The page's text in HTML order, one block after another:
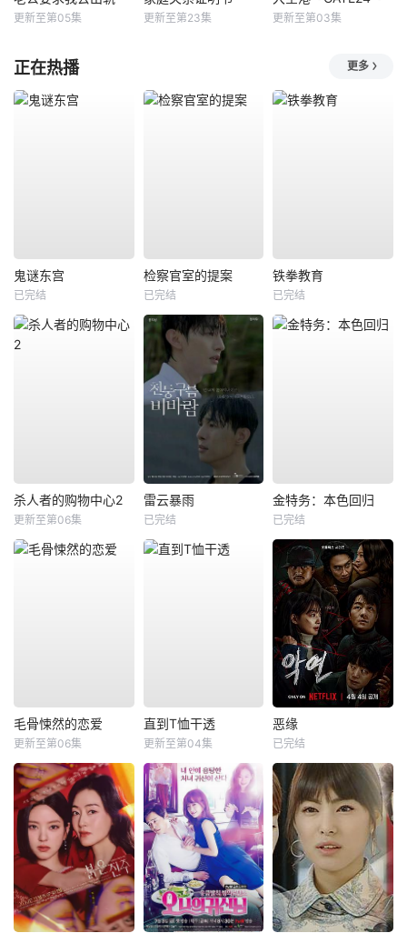
更新至第05集 更新至第23集 更新至第03集
正在热播 更多
鬼谜东宫
已完结
检察官室的提案
已完结
铁拳教育
已完结
杀人者的购物中心2
更新至第06集
雷云暴雨
已完结
金特务：本色回归
已完结
毛骨悚然的恋爱
更新至第06集
直到T恤干透
更新至第04集
恶缘
已完结